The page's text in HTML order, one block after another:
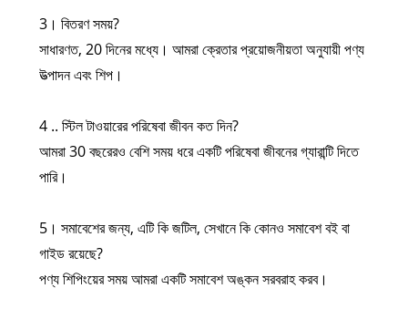
3। বিতরণ সময়?
সাধারণত, 20 দিনের মধ্যে। আমরা ক্রেতার প্রয়োজনীয়তা অনুযায়ী পণ্য
উত্পাদন এবং শিপ।
4 .. স্টিল টাওয়ারের পরিষেবা জীবন কত দিন?
আমরা 30 বছরেরও বেশি সময় ধরে একটি পরিষেবা জীবনের গ্যারান্টি দিতে
পারি।
5। সমাবেশের জন্য, এটি কি জটিল, সেখানে কি কোনও সমাবেশ বই বা
গাইড রয়েছে?
পণ্য শিপিংয়ের সময় আমরা একটি সমাবেশ অঙ্কন সরবরাহ করব।